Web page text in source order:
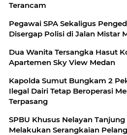
Terancam
Pegawai SPA Sekaligus Pengedar Happy Water
Disergap Polisi di Jalan Mistar
Dua Wanita Tersangka Hasut
Apartemen Sky View Medan
Kapolda Sumut Bungkam 2
Ilegal Dairi Tetap Beroperasi
Terpasang
SPBU Khusus Nelayan
Melakukan Serangkaian